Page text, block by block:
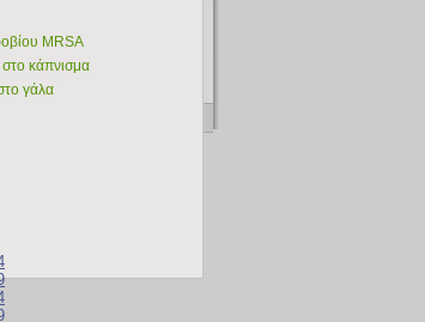
MRSA
κάπνισμα
γάλα